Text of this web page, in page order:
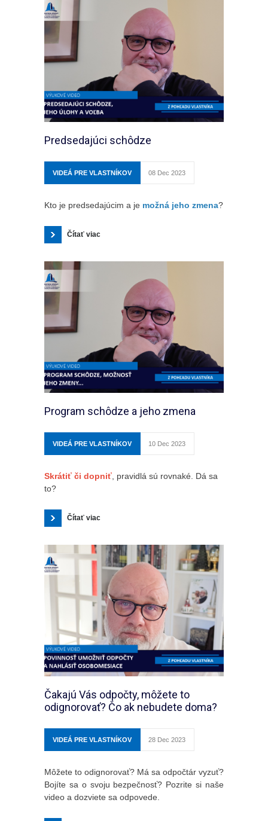
Predsedajúci schôdze
VIDEÁ PRE VLASTNÍKOV 08 Dec 2023
Kto je predsedajúcim a je možná jeho zmena?
Čítať viac
Program schôdze a jeho zmena
VIDEÁ PRE VLASTNÍKOV 10 Dec 2023
Skrátiť či dopniť , pravidlá sú rovnaké. Dá sa
to?
Čítať viac
Čakajú Vás odpočty, môžete to
odignorovať? Čo ak nebudete doma?
VIDEÁ PRE VLASTNÍKOV 28 Dec 2023
Môžete to odignorovať? Má sa odpočtár vyzuť?
Bojíte sa o svoju bezpečnosť? Pozrite si naše
video a dozviete sa odpovede.